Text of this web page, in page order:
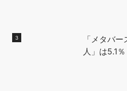
「メタバ
人」は5.1